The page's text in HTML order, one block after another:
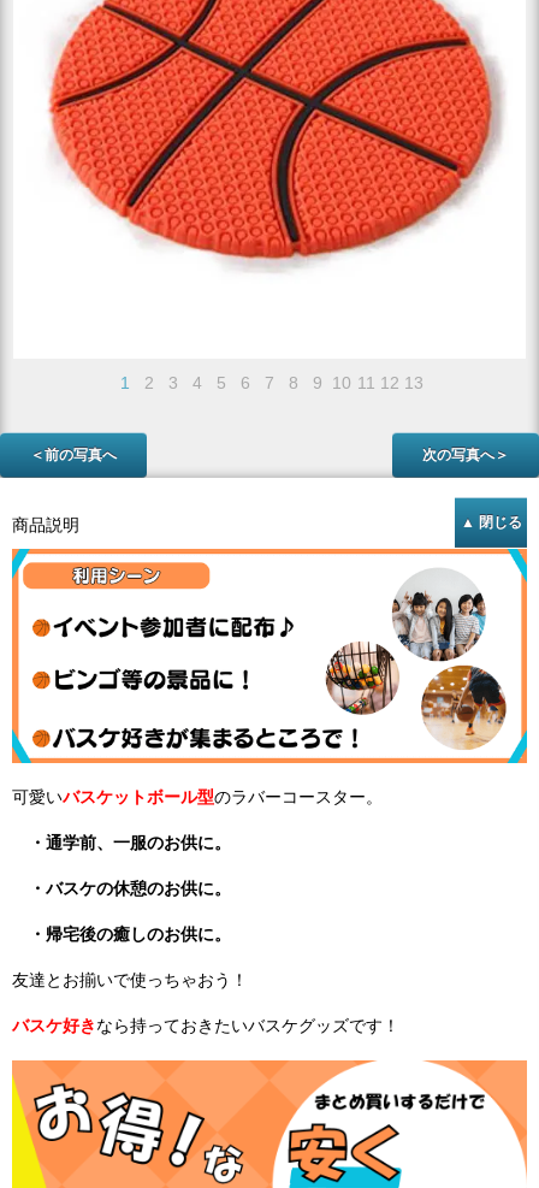
1 2 3 4 5 6 7 8 9 10 11 12 13
＜前の写真へ 次の写真へ＞
商品説明
可愛いバスケットボール型のラバーコースター。
・通学前、一服のお供に。
・バスケの休憩のお供に。
・帰宅後の癒しのお供に。
友達とお揃いで使っちゃおう！
バスケ好きなら持っておきたいバスケグッズです！